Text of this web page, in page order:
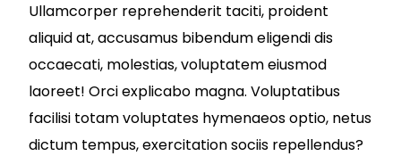
Ullamcorper reprehenderit taciti, proident
aliquid at, accusamus bibendum eligendi dis
occaecati, molestias, voluptatem eiusmod
laoreet! Orci explicabo magna. Voluptatibus
facilisi totam voluptates hymenaeos optio, netus
dictum tempus, exercitation sociis repellendus?